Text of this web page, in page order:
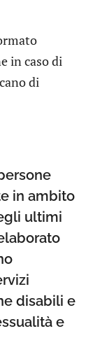
in caso di
di
in ambito
ultimi
disabili e
e